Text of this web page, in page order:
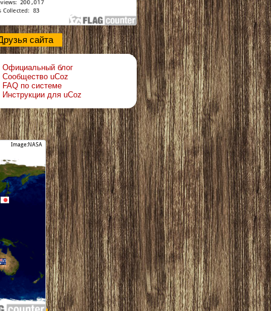
сайта
Официальный блог
Сообщество uCoz
FAQ по системе
Инструкции для uCoz